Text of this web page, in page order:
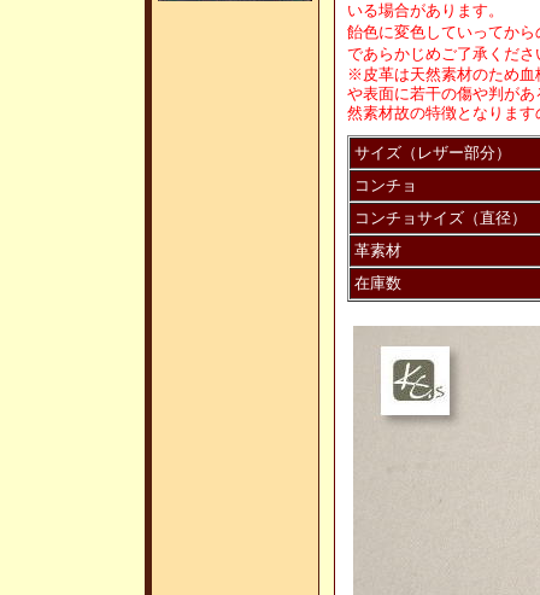
いる場合があります。
飴色に変色していってか
であらかじめご了承くださ
※皮革は天然素材のため血
や表面に若干の傷や判が
然素材故の特徴となりま
サイズ（レザー部分）
コンチョ
コンチョサイズ（直径）
革素材
在庫数